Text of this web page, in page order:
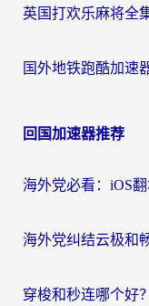
回国加速器推荐